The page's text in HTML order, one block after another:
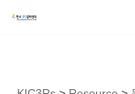
츠